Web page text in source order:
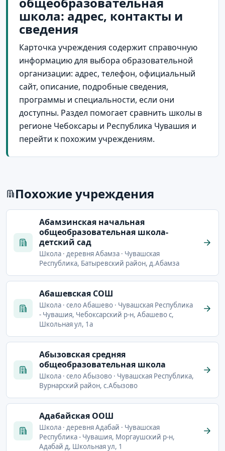
школа: адрес, контакты и
сведения
Карточка учреждения содержит справочную
информацию для выбора образовательной
организации: адрес, телефон, официальный
сайт, описание, подробные сведения,
программы и специальности, если они
доступны. Раздел помогает сравнить школы в
регионе Чебоксары и Республика Чувашия и
перейти к похожим учреждениям.
Похожие учреждения
Абамзинская начальная
общеобразовательная школа-
детский сад
Школа · деревня Абамза · Чувашская
Республика, Батыревский район, д.Абамза
Абашевская СОШ
Школа · село Абашево · Чувашская Республика
- Чувашия, Чебоксарский р-н, Абашево с,
Школьная ул, 1а
Абызовская средняя
общеобразовательная школа
Школа · село Абызово · Чувашская Республика,
Вурнарский район, с.Абызово
Адабайская ООШ
Школа · деревня Адабай · Чувашская
Республика - Чувашия, Моргаушский р-н,
Адабай д, Школьная ул, 1